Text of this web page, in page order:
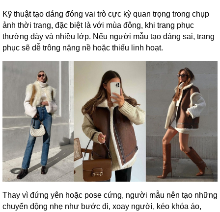
Kỹ thuật tạo dáng đóng vai trò cực kỳ quan trọng trong chụp
ảnh thời trang, đặc biệt là với mùa đông, khi trang phục
thường dày và nhiều lớp. Nếu người mẫu tạo dáng sai, trang
phục sẽ dễ trông nặng nề hoặc thiếu linh hoạt.
Thay vì đứng yên hoặc pose cứng, người mẫu nên tạo những
chuyển động nhẹ như bước đi, xoay người, kéo khóa áo,